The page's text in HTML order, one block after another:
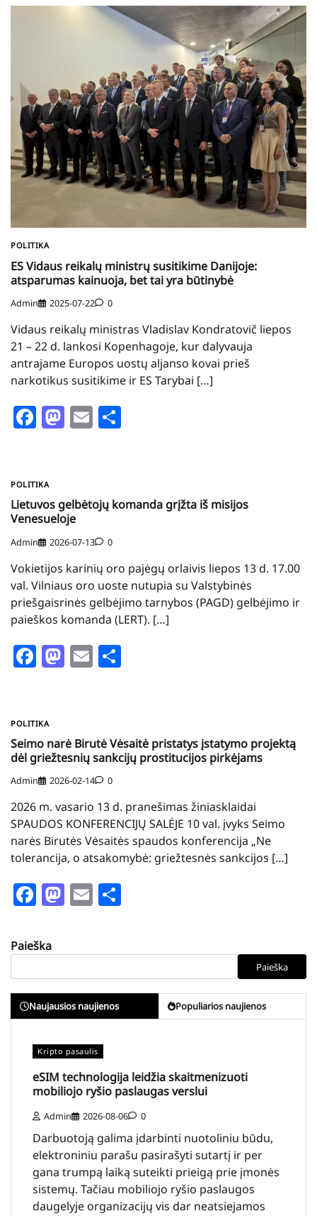
POLITIKA
ES Vidaus reikalų ministrų susitikime Danijoje:
atsparumas kainuoja, bet tai yra būtinybė
Admin 2025-07-22 0
Vidaus reikalų ministras Vladislav Kondratovič liepos
21 – 22 d. lankosi Kopenhagoje, kur dalyvauja
antrajame Europos uostų aljanso kovai prieš
narkotikus susitikime ir ES Tarybai […]
Facebook
Mastodon
Email
POLITIKA
Lietuvos gelbėtojų komanda grįžta iš misijos
Venesueloje
Admin 2026-07-13 0
Vokietijos karinių oro pajėgų orlaivis liepos 13 d. 17.00
val. Vilniaus oro uoste nutupia su Valstybinės
priešgaisrinės gelbėjimo tarnybos (PAGD) gelbėjimo ir
paieškos komanda (LERT). […]
Facebook
Mastodon
Email
POLITIKA
Seimo narė Birutė Vėsaitė pristatys įstatymo projektą
dėl griežtesnių sankcijų prostitucijos pirkėjams
Admin 2026-02-14 0
2026 m. vasario 13 d. pranešimas žiniasklaidai
SPAUDOS KONFERENCIJŲ SALĖJE 10 val. įvyks Seimo
narės Birutės Vėsaitės spaudos konferencija „Ne
tolerancija, o atsakomybė: griežtesnės sankcijos […]
Facebook
Mastodon
Email
Paieška
Paieška
Naujausios naujienos Populiarios naujienos
Kripto pasaulis
eSIM technologija leidžia skaitmenizuoti
mobiliojo ryšio paslaugas verslui
Admin 2026-08-06 0
Darbuotoją galima įdarbinti nuotoliniu būdu,
elektroniniu parašu pasirašyti sutartį ir per
gana trumpą laiką suteikti prieigą prie įmonės
sistemų. Tačiau mobiliojo ryšio paslaugos
daugelyje organizacijų vis dar neatsiejamos